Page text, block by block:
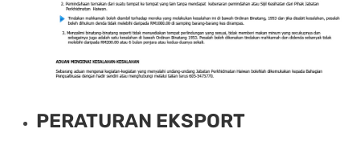
PERATURAN EKSPORT